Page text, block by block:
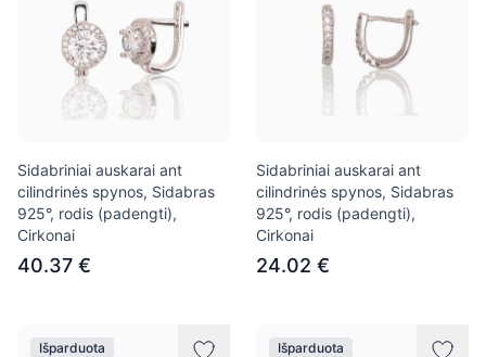
Sidabriniai auskarai ant
cilindrinės spynos, Sidabras
925°, rodis (padengti),
Cirkonai
40.37 €
Sidabriniai auskarai ant
cilindrinės spynos, Sidabras
925°, rodis (padengti),
Cirkonai
24.02 €
Išparduota Išparduota